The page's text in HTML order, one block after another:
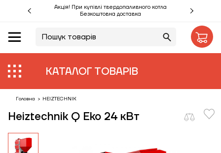
Акція! При купівлі твердопаливного котла
Безкоштовна доставка
КАТАЛОГ ТОВАРІВ
Акції %
Виробники
Об'єкти
Монтаж
Клієнтам
Головна > HEIZTECHNIK
Heiztechnik Q Eko 24 кВт